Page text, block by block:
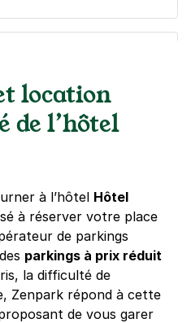
Salpêtrière - Chevaleret
location
de l’hôtel
à l’hôtel Hôtel
à réserver votre place
de parkings
parkings à prix réduit
la difficulté de
Zenpark répond à cette
de vous garer